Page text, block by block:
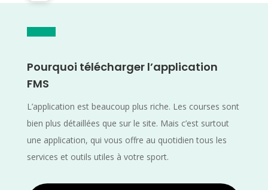
Pourquoi télécharger l’application
FMS
L’application est beaucoup plus riche. Les courses sont
bien plus détaillées que sur le site. Mais c’est surtout
une application, qui vous offre au quotidien tous les
services et outils utiles à votre sport.